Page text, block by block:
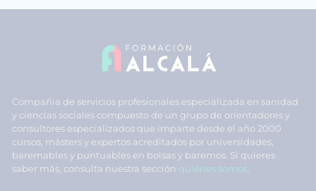
Compañía de servicios profesionales especializada en sanidad
y ciencias sociales compuesto de un grupo de orientadores y
consultores especializados que imparte desde el año 2000
cursos, másters y expertos acreditados por universidades,
baremables y puntuables en bolsas y baremos. Si quieres
saber más, consulta nuestra sección quiénes somos